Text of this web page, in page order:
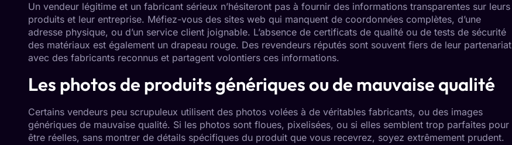
Un vendeur légitime et un fabricant sérieux n’hésiteront pas à fournir des informations transparentes sur leurs
produits et leur entreprise. Méfiez-vous des sites web qui manquent de coordonnées complètes, d’une
adresse physique, ou d’un service client joignable. L’absence de certificats de qualité ou de tests de sécurité
des matériaux est également un drapeau rouge. Des revendeurs réputés sont souvent fiers de leur partenariat
avec des fabricants reconnus et partagent volontiers ces informations.
Les photos de produits génériques ou de mauvaise qualité
Certains vendeurs peu scrupuleux utilisent des photos volées à de véritables fabricants, ou des images
génériques de mauvaise qualité. Si les photos sont floues, pixelisées, ou si elles semblent trop parfaites pour
être réelles, sans montrer de détails spécifiques du produit que vous recevrez, soyez extrêmement prudent.